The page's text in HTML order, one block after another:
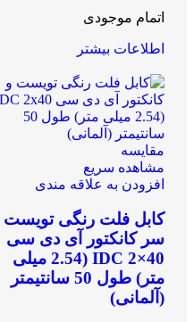
اتمام موجودی
اطلاعات بیشتر
مقایسه
مشاهده سریع
افزودن به علاقه مندی
کابل فلت رنگی تویست
سر کانکتور آی دی سی
IDC 2×40 (2.54 میلی
متر) طول 50 سانتیمتر
(آلمانی)